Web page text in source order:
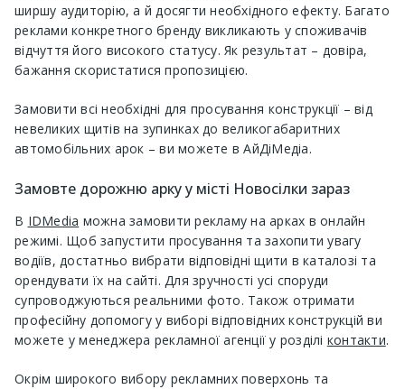
ширшу аудиторію, а й досягти необхідного ефекту. Багато
реклами конкретного бренду викликають у споживачів
відчуття його високого статусу. Як результат – довіра,
бажання скористатися пропозицією.
Замовити всі необхідні для просування конструкції – від
невеликих щитів на зупинках до великогабаритних
автомобільних арок – ви можете в АйДіМедіа.
Замовте дорожню арку у місті Новосілки зараз
В IDMedia можна замовити рекламу на арках в онлайн
режимі. Щоб запустити просування та захопити увагу
водіїв, достатньо вибрати відповідні щити в каталозі та
орендувати їх на сайті. Для зручності усі споруди
супроводжуються реальними фото. Також отримати
професійну допомогу у виборі відповідних конструкцій ви
можете у менеджера рекламної агенції у розділі контакти.
Окрім широкого вибору рекламних поверхонь та